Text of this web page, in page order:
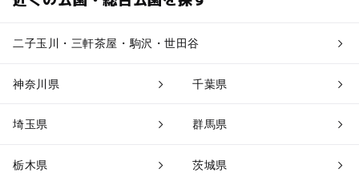
二子玉川・三軒茶屋・駒沢・世田谷
神奈川県 千葉県
埼玉県 群馬県
栃木県 茨城県